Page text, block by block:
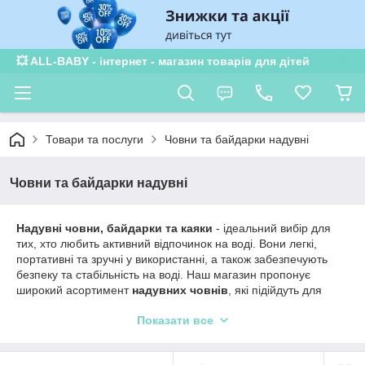
💥 ALL-BABY - інтернет - магазин товарів для дітей
Товари та послуги Човни та байдарки надувні
Човни та байдарки надувні
Надувні човни, байдарки та каяки - ідеальний вибір для
тих, хто любить активний відпочинок на воді. Вони легкі,
портативні та зручні у використанні, а також забезпечують
безпеку та стабільність на воді. Наш магазин пропонує
широкий асортимент надувних човнів , які підійдуть для
Одним з найпопулярніших варіантів єнадувний човен Intex
Показати все